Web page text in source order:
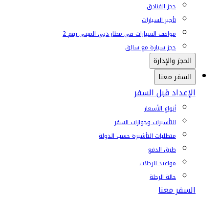
حجز الفنادق
تأجير السيارات
مواقف السيارات في مطار دبي المبنى رقم 2
حجز سيارة مع سائق
الحجز والإدارة
السفر معنا
الإعداد قبل السفر
أنواع الأسعار
التأشيرات وجوازات السفر
متطلبات التأشيرة حسب الدولة
طرق الدفع
مواعيد الرحلات
حالة الرحلة
السفر معنا